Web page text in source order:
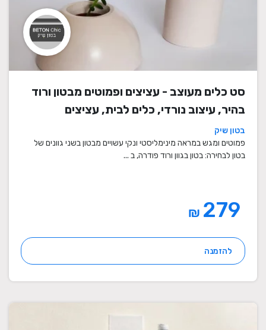
סט כלים מעוצב - עציצים ופמוטים מבטון ורוד
בהיר, עיצוב נורדי, כלים לבית, עציצים
מעוצבים, עציצי בטון, פמוטים לשבת, עציצים
מבטון, מתנה לבית
בטון שיק
פמוטים ומגש במראה מינימליסטי ונקי עשויים מבטון בשני גוונים של
בטון לבחירה: בטון בגוון ורוד פודרה, ב ...
₪
להזמנה